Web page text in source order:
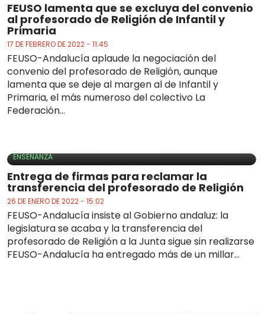
FEUSO lamenta que se excluya del convenio
al profesorado de Religión de Infantil y
Primaria
17 DE FEBRERO DE 2022 - 11:45
FEUSO-Andalucía aplaude la negociación del
convenio del profesorado de Religión, aunque
lamenta que se deje al margen al de Infantil y
Primaria, el más numeroso del colectivo La
Federación...
ENSEÑANZA
Entrega de firmas para reclamar la
transferencia del profesorado de Religión
26 DE ENERO DE 2022 - 15:02
FEUSO-Andalucía insiste al Gobierno andaluz: la
legislatura se acaba y la transferencia del
profesorado de Religión a la Junta sigue sin realizarse
FEUSO-Andalucía ha entregado más de un millar...